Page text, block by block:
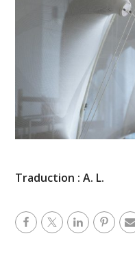
Traduction : A. L.